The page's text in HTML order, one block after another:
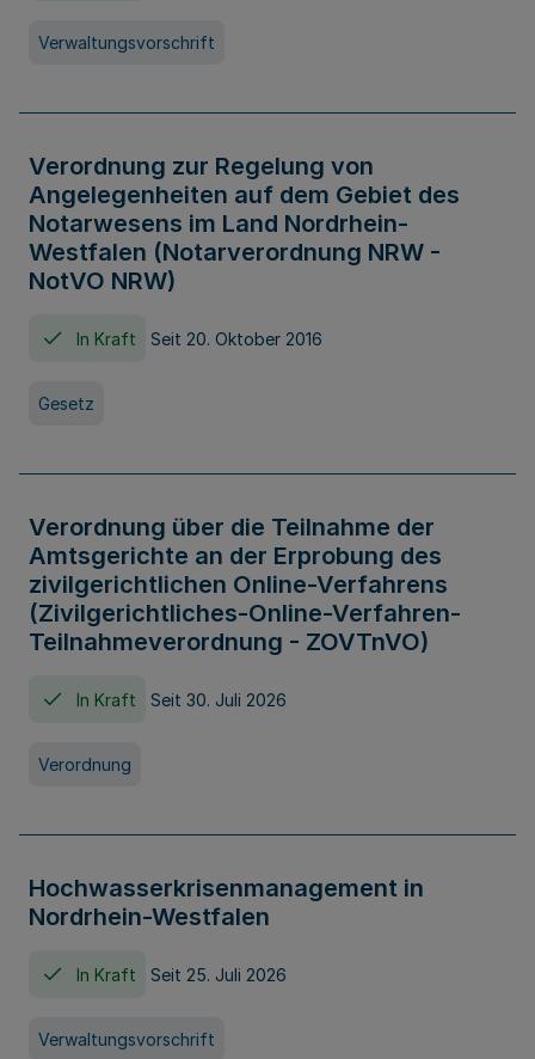
Verwaltungsvorschrift
Verordnung zur Regelung von
Angelegenheiten auf dem Gebiet des
Notarwesens im Land Nordrhein-
Westfalen (Notarverordnung NRW -
NotVO NRW)
In Kraft Seit 20. Oktober 2016
Gesetz
Verordnung über die Teilnahme der
Amtsgerichte an der Erprobung des
zivilgerichtlichen Online-Verfahrens
(Zivilgerichtliches-Online-Verfahren-
Teilnahmeverordnung - ZOVTnVO)
In Kraft Seit 30. Juli 2026
Verordnung
Hochwasserkrisenmanagement in
Nordrhein-Westfalen
In Kraft Seit 25. Juli 2026
Verwaltungsvorschrift